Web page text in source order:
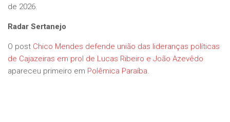
de 2026.
Radar Sertanejo
O post Chico Mendes defende união das lideranças políticas
de Cajazeiras em prol de Lucas Ribeiro e João Azevêdo
apareceu primeiro em Polêmica Paraíba.